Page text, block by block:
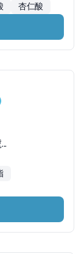
杏仁酸